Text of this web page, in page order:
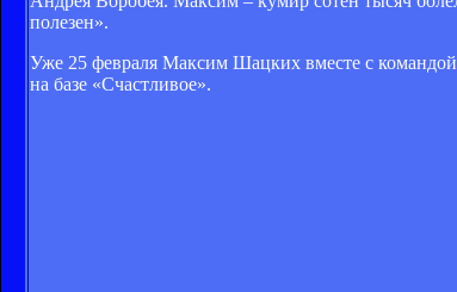
полезен».
Уже 25 февраля Максим Шацких вместе с командой
на базе «Счастливое».